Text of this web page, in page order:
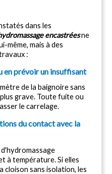
dans les
encastrées ne
même, mais à des
:
en prévoir un insuffisant
de la baignoire sans
grave. Toute fuite ou
le carrelage.
du contact avec la
à température. Si elles
cloison sans isolation, les